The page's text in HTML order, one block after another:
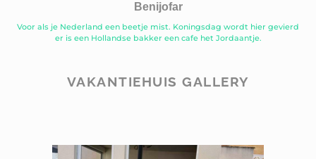
Benijofar
Voor als je Nederland een beetje mist. Koningsdag wordt hier gevierd
er is een Hollandse bakker een cafe het Jordaantje.
VAKANTIEHUIS GALLERY